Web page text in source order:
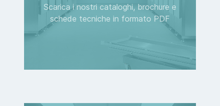
Scarica i nostri cataloghi, brochure e
schede tecniche in formato PDF